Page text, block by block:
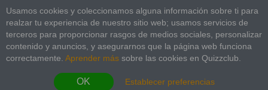
Usamos cookies y coleccionamos alguna información sobre ti para
realzar tu experiencia de nuestro sitio web; usamos servicios de
terceros para proporcionar rasgos de medios sociales, personalizar
contenido y anuncios, y asegurarnos que la página web funciona
correctamente. Aprender más sobre las cookies en Quizzclub.
OK Establecer preferencias